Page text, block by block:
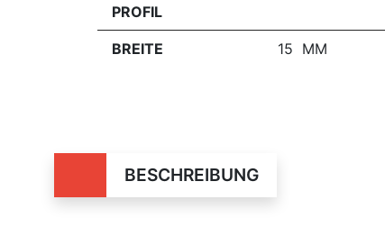
PROFIL
BREITE 15 MM
BESCHREIBUNG